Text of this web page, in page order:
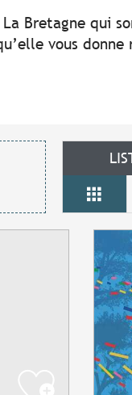
Bretagne qui
vous donne